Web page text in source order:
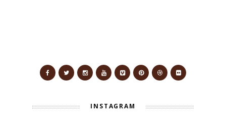
INSTAGRAM